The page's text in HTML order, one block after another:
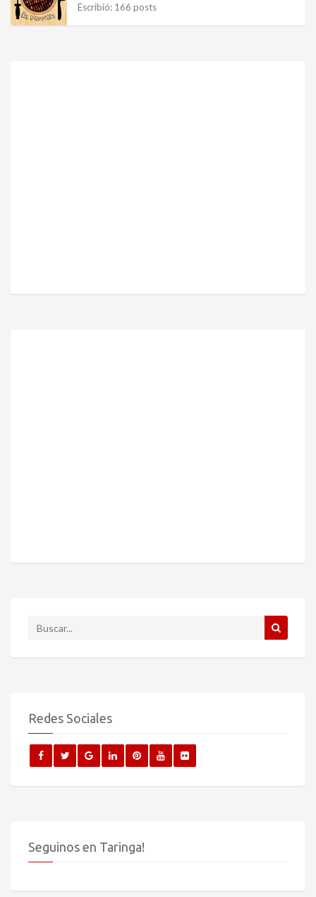
Escribió: 166 posts
Redes Sociales
Seguinos en Taringa!